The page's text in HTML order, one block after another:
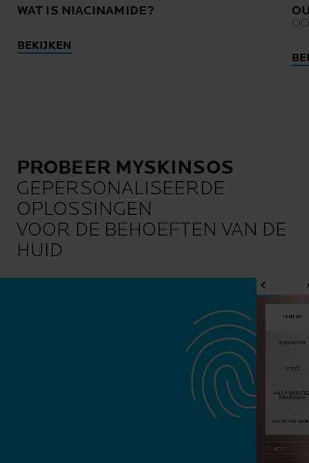
WAT IS NIACINAMIDE?
BEKIJKEN
PROBEER MYSKINSOS
GEPERSONALISEERDE
OPLOSSINGEN
VOOR DE BEHOEFTEN VAN DE
HUID